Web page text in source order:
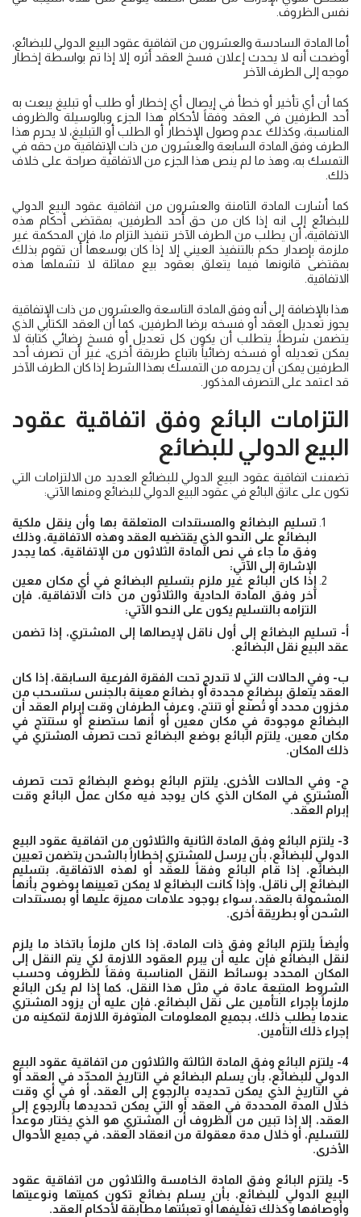
نفس الظروف.
أما المادة السادسة والعشرون من اتفاقية عقود البيع الدولي للبضائع،
أوضحت أنه لا يحدث إعلان فسخ العقد أثره إلا إذا تم بواسطة إخطار
موجه إلى الطرف الآخر
كما أن أي تأخير أو خطأ في إيصال أي إخطار أو طلب أو تبليغ يبعث به
أحد الطرفين في العقد وفقاً لأحكام هذا الجزء وبالوسيلة والظروف
المناسبة، وكذلك عدم وصول الإخطار أو الطلب أو التبليغ، لا يحرم هذا
الطرف وفق المادة السابعة والعشرون من ذات الإتفاقية من حقه في
التمسك به، وهذ ما لم ينص هذا الجزء من الاتفاقية صراحة على خلاف
ذلك.
كما أشارت المادة الثامنة والعشرون من اتفاقية عقود البيع الدولي
للبضائع إلى انه إذا كان من حق أحد الطرفين، بمقتضى أحكام هذه
الاتفاقية، أن يطلب من الطرف الآخر تنفيذ التزام ما، فإن المحكمة غير
ملزمة بإصدار حكم بالتنفيذ العيني إلا إذا كان بوسعها أن تقوم بذلك
بمقتضى قانونها فيما يتعلق بعقود بيع مماثلة لا تشملها هذه
الاتفاقية.
هذا بالإضافة إلى أنه وفق المادة التاسعة والعشرون من ذات الإتفاقية
يجوز تعديل العقد أو فسخه برضا الطرفين، كما أن العقد الكتابي الذي
يتضمن شرطاً، يتطلب أن يكون كل تعديل أو فسخ رضائي كتابة لا
يمكن تعديله أو فسخه رضائياً باتباع طريقة أخرى، غير أن تصرف أحد
الطرفين يمكن أن يحرمه من التمسك بهذا الشرط إذا كان الطرف الآخر
قد اعتمد على التصرف المذكور.
التزامات البائع وفق اتفاقية عقود
البيع الدولي للبضائع
تضمنت اتفاقية عقود البيع الدولي للبضائع العديد من الالتزامات التي
تكون على عاتق البائع في عقود البيع الدولي للبضائع ومنها الآتي:
تسليم البضائع والمستندات المتعلقة بها وأن ينقل ملكية
البضائع على النحو الذي يقتضيه العقد وهذه الاتفاقية، وذلك
وفق ما جاء في نص المادة الثلاثون من الإتفاقية، كما يجدر
الإشارة إلى الآتي:
إذا كان البائع غير ملزم بتسليم البضائع في أي مكان معين
آخر وفق المادة الحادية والثلاثون من ذات الاتفاقية، فإن
التزامه بالتسليم يكون على النحو الآتي:
أ- تسليم البضائع إلى أول ناقل لإيصالها إلى المشتري، إذا تضمن
عقد البيع نقل البضائع.
ب- وفي الحالات التي لا تندرج تحت الفقرة الفرعية السابقة، إذا كان
العقد يتعلق ببضائع محددة أو بضائع معينة بالجنس ستسحب من
مخزون محدد أو تُصنع أو تنتج، وعرف الطرفان وقت إبرام العقد أن
البضائع موجودة في مكان معين أو أنها ستصنع أو ستنتج في
مكان معين، يلتزم البائع بوضع البضائع تحت تصرف المشتري في
ذلك المكان.
ج- وفي الحالات الأخرى، يلتزم البائع بوضع البضائع تحت تصرف
المشتري في المكان الذي كان يوجد فيه مكان عمل البائع وقت
إبرام العقد.
3- يلتزم البائع وفق المادة الثانية والثلاثون من اتفاقية عقود البيع
الدولي للبضائع، بأن يرسل للمشتري إخطاراً بالشحن يتضمن تعيين
البضائع، إذا قام البائع وفقاً للعقد أو لهذه الاتفاقية، بتسليم
البضائع إلى ناقل، وإذا كانت البضائع لا يمكن تعيينها بوضوح بأنها
المشمولة بالعقد، سواء بوجود علامات مميزة عليها أو بمستندات
الشحن أو بطريقة أخرى.
وأيضاً يلتزم البائع وفق ذات المادة، إذا كان ملزماً باتخاذ ما يلزم
لنقل البضائع فإن عليه أن يبرم العقود اللازمة لكي يتم النقل إلى
المكان المحدد بوسائط النقل المناسبة وفقاً للظروف وحسب
الشروط المتبعة عادة في مثل هذا النقل، كما إذا لم يكن البائع
ملزماً بإجراء التأمين على نقل البضائع، فإن عليه أن يزود المشتري
عندما يطلب ذلك، بجميع المعلومات المتوفرة اللازمة لتمكينه من
إجراء ذلك التأمين.
4- يلتزم البائع وفق المادة الثالثة والثلاثون من اتفاقية عقود البيع
الدولي للبضائع، بأن يسلم البضائع في التاريخ المحدّد في العقد أو
في التاريخ الذي يمكن تحديده بالرجوع إلى العقد، أو في أي وقت
خلال المدة المحددة في العقد أو التي يمكن تحديدها بالرجوع إلى
العقد، إلا إذا تبين من الظروف أن المشتري هو الذي يختار موعداً
للتسليم، أو خلال مدة معقولة من انعقاد العقد، في جميع الأحوال
الأخرى.
5- يلتزم البائع وفق المادة الخامسة والثلاثون من اتفاقية عقود
البيع الدولي للبضائع، بأن يسلم بضائع تكون كميتها ونوعيتها
وأوصافها وكذلك تغليفها أو تعبئتها مطابقة لأحكام العقد.